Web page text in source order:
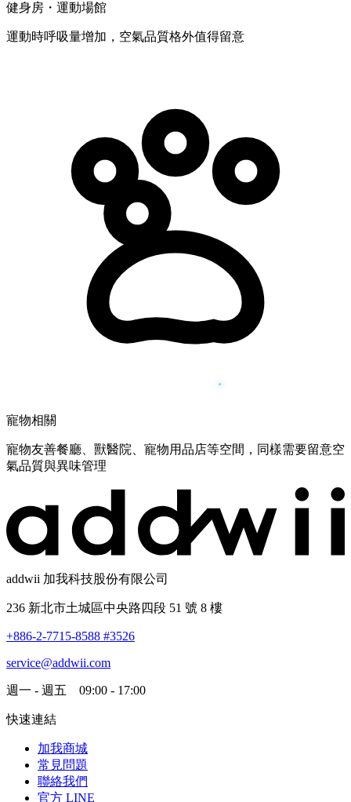
健身房・運動場館
運動時呼吸量增加，空氣品質格外值得留意
寵物相關
寵物友善餐廳、獸醫院、寵物用品店等空間，同樣需要留意空
氣品質與異味管理
addwii 加我科技股份有限公司
236 新北市土城區中央路四段 51 號 8 樓
+886-2-7715-8588 #3526
service@addwii.com
週一 - 週五 09:00 - 17:00
快速連結
加我商城
常見問題
聯絡我們
官方 LINE